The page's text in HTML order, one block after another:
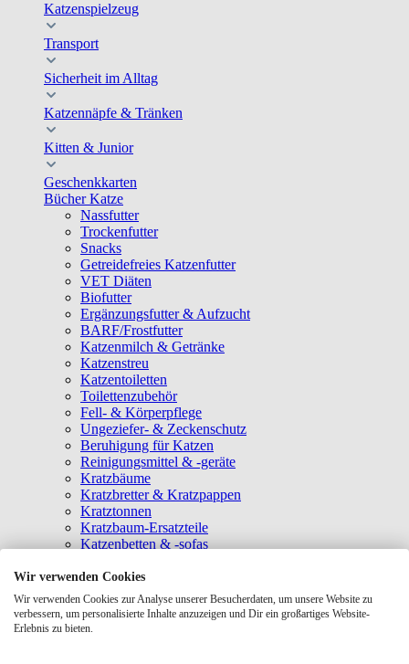
Katzenspielzeug
Transport
Sicherheit im Alltag
Katzennäpfe & Tränken
Kitten & Junior
Geschenkkarten
Bücher Katze
Nassfutter
Trockenfutter
Snacks
Getreidefreies Katzenfutter
VET Diäten
Biofutter
Ergänzungsfutter & Aufzucht
BARF/Frostfutter
Katzenmilch & Getränke
Katzenstreu
Katzentoiletten
Toilettenzubehör
Fell- & Körperpflege
Ungeziefer- & Zeckenschutz
Beruhigung für Katzen
Reinigungsmittel & -geräte
Kratzbäume
Kratzbretter & Kratzpappen
Kratztonnen
Kratzbaum-Ersatzteile
Katzenbetten & -sofas
Katzenhäuser
Hängematten & Fensterliegeplätze
Katzendecken & -matten
Baldrian- & Catnipspielzeug
Wir verwenden Cookies
Wir verwenden Cookies zur Analyse unserer Besucherdaten, um unsere Website zu
verbessern, um personalisierte Inhalte anzuzeigen und Dir ein großartiges Website-
Erlebnis zu bieten.